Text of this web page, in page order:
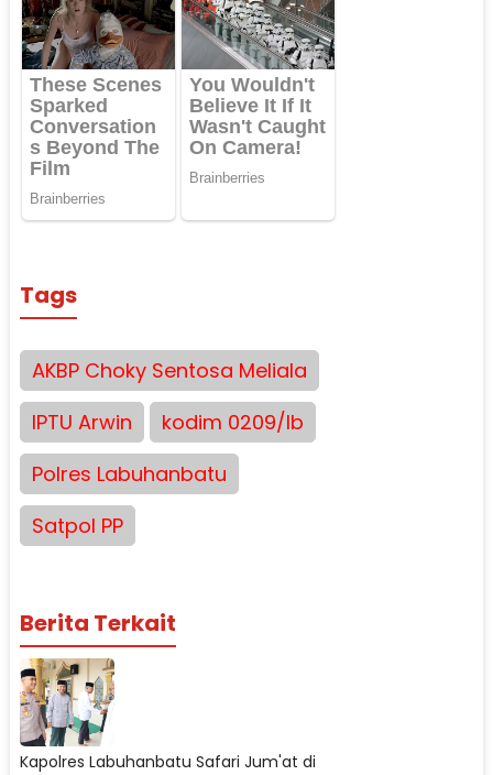
Tags
AKBP Choky Sentosa Meliala
IPTU Arwin
kodim 0209/lb
Polres Labuhanbatu
Satpol PP
Berita Terkait
Kapolres Labuhanbatu Safari Jum'at di